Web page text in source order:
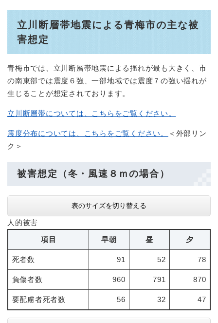
立川断層帯地震による青梅市の主な被
害想定
青梅市では、立川断層帯地震による揺れが最も大きく、市
の南東部では震度６強、一部地域では震度７の強い揺れが
生じることが想定されております。
立川断層帯については、こちらをご覧ください。
震度分布については、こちらをご覧ください。
＜外部リン
ク＞
被害想定（冬・風速８ｍの場合）
表のサイズを切り替える
人的被害
項目 早朝 昼 夕
死者数 91 52 78
負傷者数 960 791 870
要配慮者死者数 56 32 47